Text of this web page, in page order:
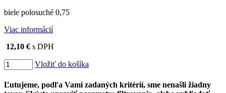
biele polosuché 0,75
Viac informácií
12,10 € s DPH
Vložiť do košíka
Ľutujeme, podľa Vami zadaných kritérií, sme nenašli žiadny